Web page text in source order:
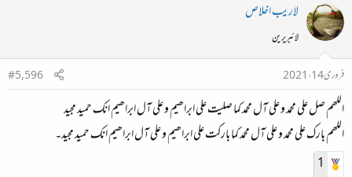
لاريب اخلاص
لائبریرین
فروری 14، 2021
#5,596
اللھم صل علی محمد و علی آل محمد کما صلیت علی ابراھیم و علی آل ابراھیم انك حمید مجید
اللھم بارك علی محمد و علی آل محمد کما بارکت علی ابراھیم و علی آل ابراھیم انك حمید مجید۔
1